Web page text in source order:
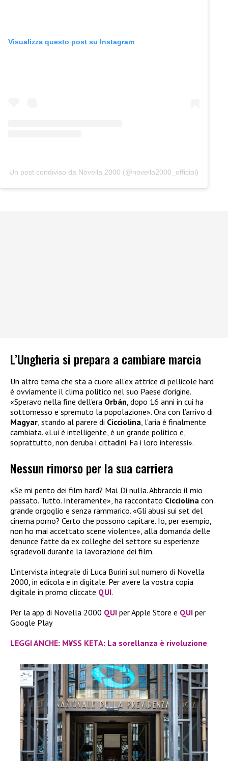
Visualizza questo post su Instagram
Un post condiviso da Novella 2000 (@novella2000_official)
L’Ungheria si prepara a cambiare marcia
Un altro tema che sta a cuore all’ex attrice di pellicole hard
è ovviamente il clima politico nel suo Paese d’origine.
«Speravo nella fine dell’era Orbán , dopo 16 anni in cui ha
sottomesso e spremuto la popolazione». Ora con l’arrivo di
Magyar , stando al parere di Cicciolina , l’aria è finalmente
cambiata. «Lui è intelligente, è un grande politico e,
soprattutto, non deruba i cittadini. Fa i loro interessi».
Nessun rimorso per la sua carriera
«Se mi pento dei film hard? Mai. Di nulla. Abbraccio il mio
passato. Tutto. Interamente», ha raccontato Cicciolina con
grande orgoglio e senza rammarico. «Gli abusi sui set del
cinema porno? Certo che possono capitare. Io, per esempio,
non ho mai accettato scene violente», alla domanda delle
denunce fatte da ex colleghe del settore su esperienze
sgradevoli durante la lavorazione dei film.
L’intervista integrale di Luca Burini sul numero di Novella
2000, in edicola e in digitale. Per avere la vostra copia
digitale in promo cliccate QUI.
Per la app di Novella 2000 QUI per Apple Store e QUI per
Google Play
LEGGI ANCHE: M¥SS KETA: La sorellanza è rivoluzione